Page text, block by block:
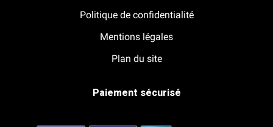
Politique de confidentialité
Mentions légales
Plan du site
Paiement sécurisé